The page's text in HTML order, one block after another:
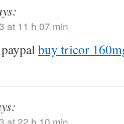
at 11 h 07 min
buy tricor
at 22 h 10 min